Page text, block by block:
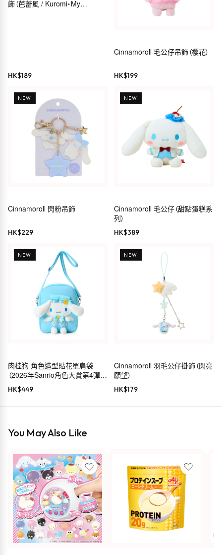
飾（芭蕾風 / Kuromi・My
HK$189
Cinnamoroll 毛公仔吊飾（櫻花）
HK$199
NEW
Cinnamoroll 閃粉吊飾
HK$229
NEW
Cinnamoroll 毛公仔（甜點蛋糕系
列）
HK$389
NEW
肉桂狗 角色造型貼花單肩袋
（2026年Sanrio角色大賞第4彈
Sanrio穿搭系列）
HK$449
NEW
Cinnamoroll 羽毛公仔掛飾（閃亮
願望）
HK$179
You May Also Like